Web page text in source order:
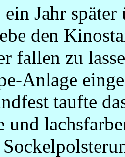
Jahr später
den
fallen zu
Anlage
taufte
und